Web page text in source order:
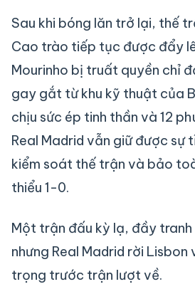
Sau khi bóng lăn trở lại, thế
Cao trào tiếp tục được đẩy
Mourinho bị truất quyền chỉ
gay gắt từ khu kỹ thuật của
chịu sức ép tinh thần và 12
Real Madrid vẫn giữ được sự
kiểm soát thế trận và bảo
thiểu 1-0.
Một trận đấu kỳ lạ, đầy
nhưng Real Madrid rời Lisbon
trọng trước trận lượt về.